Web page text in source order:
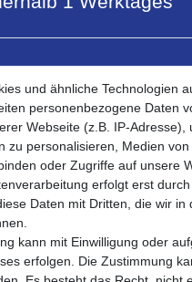
PV
und ähnliche Technologien
personenbezogene Daten
Webseite (z.B. IP-Adresse),
zu personalisieren, Medien von
oder Zugriffe auf unsere
erfolgt erst
Daten mit Dritten, die wir in
kann mit Einwilligung oder
erfolgen. Die Zustimmung